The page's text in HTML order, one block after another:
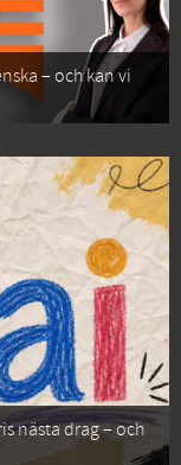
– och kan vi
nästa drag – och